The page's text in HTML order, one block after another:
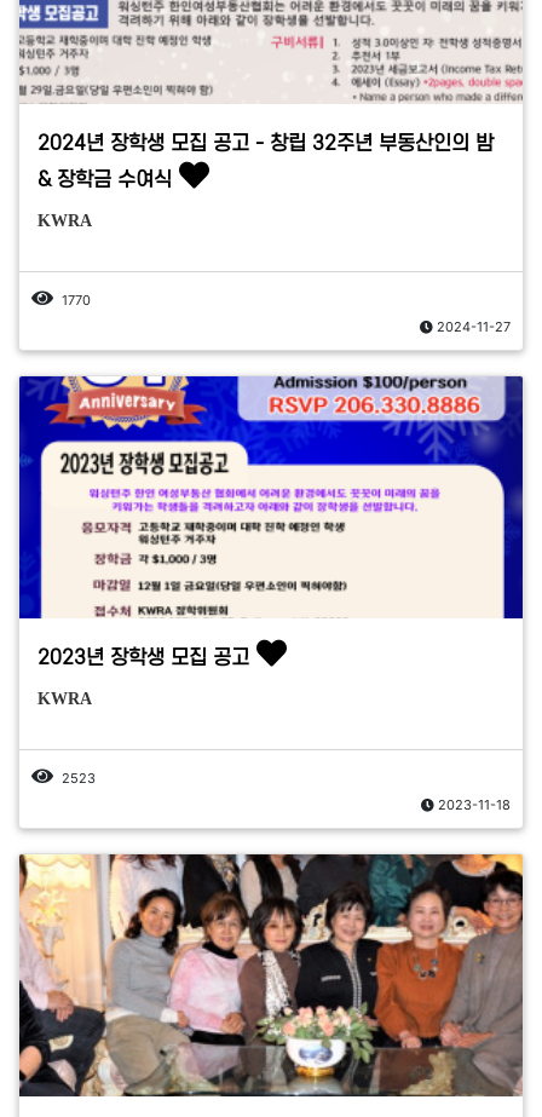
2024년 장학생 모집 공고 - 창립 32주년 부동산인의 밤
& 장학금 수여식
KWRA
1770
2024-11-27
2023년 장학생 모집 공고
KWRA
2523
2023-11-18